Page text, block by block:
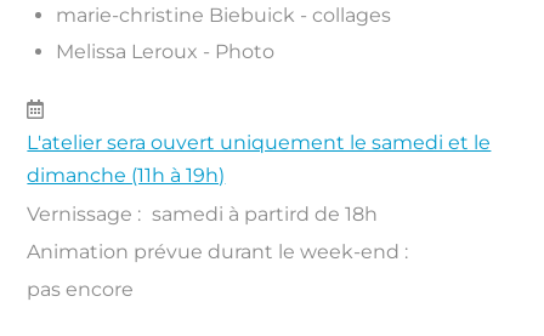
marie-christine Biebuick - collages
Melissa Leroux - Photo
L'atelier sera ouvert uniquement le samedi et le
dimanche (11h à 19h)
Vernissage : samedi à partird de 18h
Animation prévue durant le week-end :
pas encore